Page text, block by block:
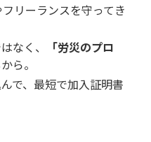
リーランスを守ってき
なく、
「労災のプロ
ら。
で、最短で加入証明書